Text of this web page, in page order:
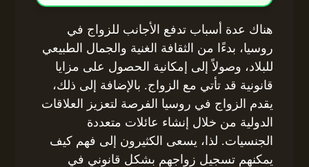
هناك عدة أسباب تدفع الأجانب للزواج في
روسيا، بدءًا من الثقافة الغنية والجمال الطبيعي
للبلاد، وصولاً إلى إمكانية الحصول على مزايا
قانونية قد تأتي مع الزواج. بالإضافة إلى ذلك،
يقدم الزواج في روسيا الفرصة لتعزيز العلاقات
الدولية من خلال إنشاء عائلات متعددة
الجنسيات. لذا، يسعى الكثيرون إلى فهم كيف
يمكنهم تسجيل زواجهم بشكل قانوني في